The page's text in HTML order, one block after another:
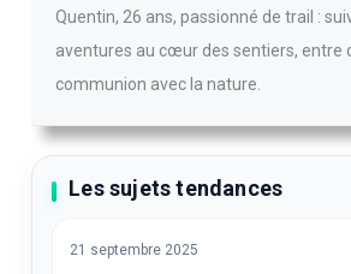
Quentin, 26 ans, passionné de trail :
aventures au cœur des sentiers, entre
communion avec la nature.
Les sujets tendances
21 septembre 2025